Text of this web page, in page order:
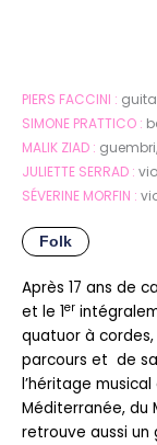
PIERS FACCINI :
SIMONE PRATTICO :
MALIK ZIAD :
JULIETTE SERRAD :
SÉVERINE MORFIN :
Folk
Après 17 ans de
et le 1er
quatuor à cordes,
parcours et de
l’héritage
Méditerranée, du
retrouve aussi un